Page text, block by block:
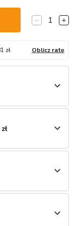
1
zł Oblicz ratę